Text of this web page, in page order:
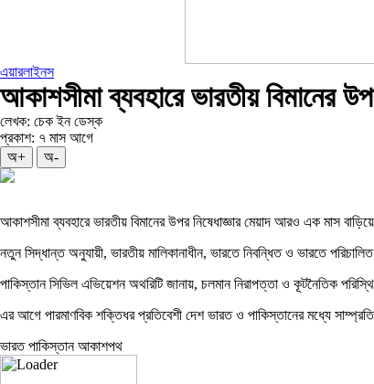
এয়ারলাইনস
আকাশসীমা ব্যবহারে ভারতীয় বিমানের
লেখক: চেক ইন ডেস্ক
প্রকাশ: ৭ মাস আগে
অ+
অ-
আকাশসীমা ব্যবহারে ভারতীয় বিমানের উপর নিষেধাজ্ঞার মেয়াদ আরও এক মাস
নতুন সিদ্ধান্ত অনুযায়ী, ভারতীয় মালিকানাধীন, ভারতে নিবন্ধিত ও ভারতে
পাকিস্তান সিভিল এভিয়েশন অথরিটি জানায়, চলমান নিরাপত্তা ও কূটনৈতিক
এর আগে পারমাণবিক শক্তিধর প্রতিবেশী দেশ ভারত ও পাকিস্তানের মধ্যে
ভারত পাকিস্তান আকাশপথ